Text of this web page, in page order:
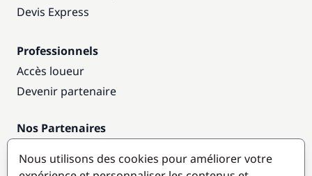
Devis Express
Professionnels
Accès loueur
Devenir partenaire
Nos Partenaires
Nous utilisons des cookies pour améliorer votre